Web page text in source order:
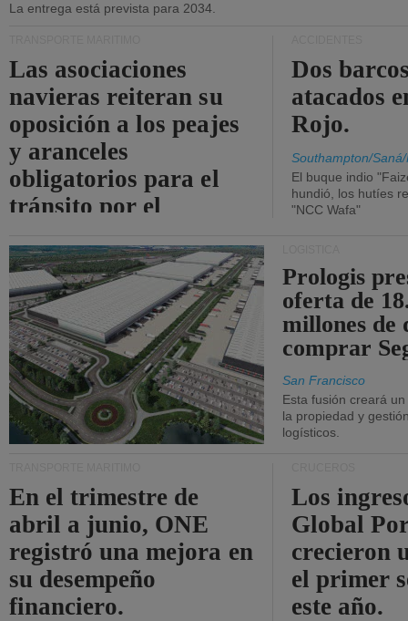
La entrega está prevista para 2034.
Las asociaciones
navieras reiteran su
oposición a los peajes
y aranceles
obligatorios para el
tránsito por el
Dos
atacados
Rojo.
Southampton/
El buque indio
hundió, los hutíes
"NCC Wafa"
Prologis
oferta de
millones de
comprar
San Francisco
Esta fusión creará
la propiedad y
logísticos.
En el trimestre de
abril a junio, ONE
registró una mejora en
su desempeño
financiero.
Los
Global
crecieron
el primer
este año.